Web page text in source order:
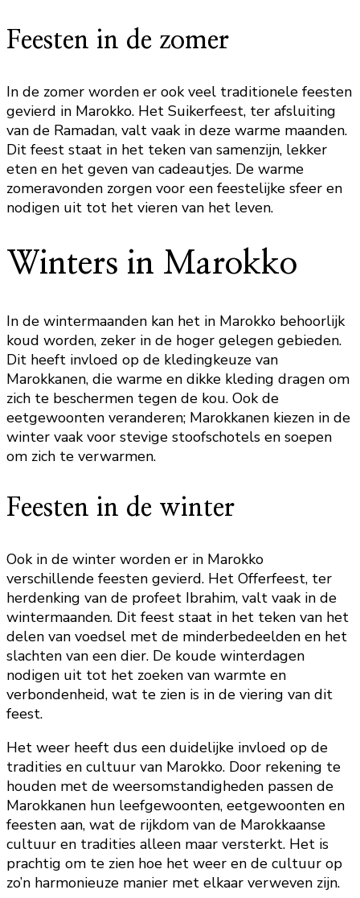
Feesten in de zomer
In de zomer worden er ook veel traditionele feesten
gevierd in Marokko. Het Suikerfeest, ter afsluiting
van de Ramadan, valt vaak in deze warme maanden.
Dit feest staat in het teken van samenzijn, lekker
eten en het geven van cadeautjes. De warme
zomeravonden zorgen voor een feestelijke sfeer en
nodigen uit tot het vieren van het leven.
Winters in Marokko
In de wintermaanden kan het in Marokko behoorlijk
koud worden, zeker in de hoger gelegen gebieden.
Dit heeft invloed op de kledingkeuze van
Marokkanen, die warme en dikke kleding dragen om
zich te beschermen tegen de kou. Ook de
eetgewoonten veranderen; Marokkanen kiezen in de
winter vaak voor stevige stoofschotels en soepen
om zich te verwarmen.
Feesten in de winter
Ook in de winter worden er in Marokko
verschillende feesten gevierd. Het Offerfeest, ter
herdenking van de profeet Ibrahim, valt vaak in de
wintermaanden. Dit feest staat in het teken van het
delen van voedsel met de minderbedeelden en het
slachten van een dier. De koude winterdagen
nodigen uit tot het zoeken van warmte en
verbondenheid, wat te zien is in de viering van dit
feest.
Het weer heeft dus een duidelijke invloed op de
tradities en cultuur van Marokko. Door rekening te
houden met de weersomstandigheden passen de
Marokkanen hun leefgewoonten, eetgewoonten en
feesten aan, wat de rijkdom van de Marokkaanse
cultuur en tradities alleen maar versterkt. Het is
prachtig om te zien hoe het weer en de cultuur op
zo’n harmonieuze manier met elkaar verweven zijn.